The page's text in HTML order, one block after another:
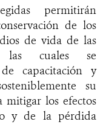
permitirán
de los
de vida de las
las cuales se
capacitación y
su
mitigar los efectos
y de la pérdida